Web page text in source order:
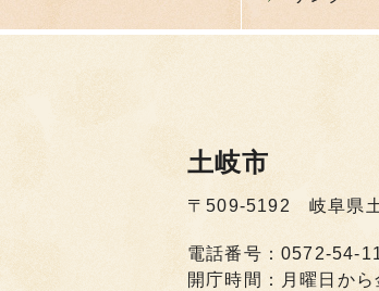
土岐市
〒509-5192 岐阜県
電話番号：0572-54-
開庁時間：月曜日か